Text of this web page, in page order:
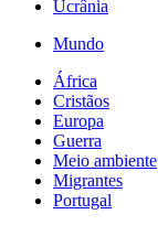
Ucrânia
Mundo
África
Cristãos
Europa
Guerra
Meio ambiente
Migrantes
Portugal